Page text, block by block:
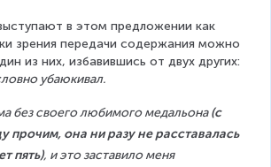
в этом предложении как
зрения передачи содержания можно
из них, избавившись от двух других:
убаюкивал.
без своего любимого медальона (с
прочим, она ни разу не расставалась
пять), и это заставило меня